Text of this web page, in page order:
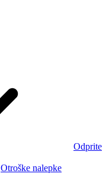
Odprite
Otroške nalepke